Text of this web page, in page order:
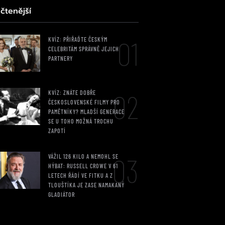
KVÍZ: PŘIŘAĎTE ČESKÝM
CELEBRITÁM SPRÁVNĚ JEJICH
PARTNERY
01
KVÍZ: ZNÁTE DOBŘE
ČESKOSLOVENSKÉ FILMY PRO
PAMĚTNÍKY? MLADŠÍ GENERACE
SE U TOHO MOŽNÁ TROCHU
ZAPOTÍ
02
VÁŽIL 126 KILO A NEMOHL SE
HÝBAT: RUSSELL CROWE V 61
LETECH ŘÁDÍ VE FITKU A Z
TLOUŠTÍKA JE ZASE NAMAKANÝ
GLADIÁTOR
03